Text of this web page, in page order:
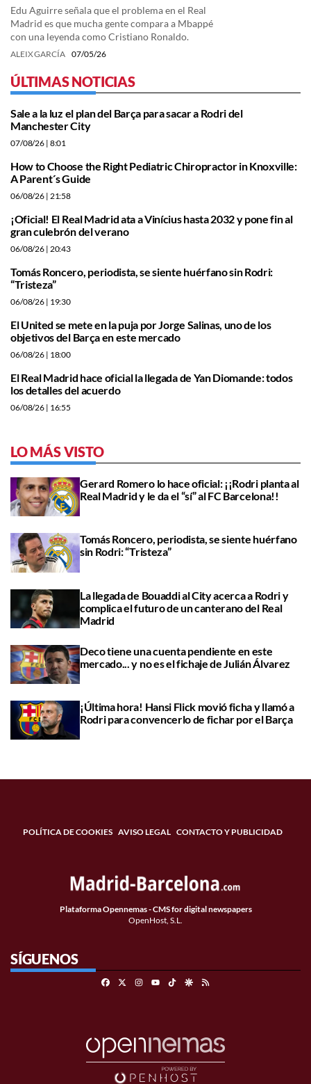
Edu Aguirre señala que el problema en el Real
Madrid es que mucha gente compara a Mbappé
con una leyenda como Cristiano Ronaldo.
ALEIX GARCÍA 07/05/26
ÚLTIMAS NOTICIAS
Sale a la luz el plan del Barça para sacar a Rodri del
Manchester City
07/08/26 | 8:01
How to Choose the Right Pediatric Chiropractor in Knoxville:
A Parent´s Guide
06/08/26 | 21:58
¡Oficial! El Real Madrid ata a Vinícius hasta 2032 y pone fin al
gran culebrón del verano
06/08/26 | 20:43
Tomás Roncero, periodista, se siente huérfano sin Rodri:
“Tristeza”
06/08/26 | 19:30
El United se mete en la puja por Jorge Salinas, uno de los
objetivos del Barça en este mercado
06/08/26 | 18:00
El Real Madrid hace oficial la llegada de Yan Diomande: todos
los detalles del acuerdo
06/08/26 | 16:55
LO MÁS VISTO
Gerard Romero lo hace oficial: ¡¡Rodri planta al
Real Madrid y le da el “sí” al FC Barcelona!!
Tomás Roncero, periodista, se siente huérfano
sin Rodri: “Tristeza”
La llegada de Bouaddi al City acerca a Rodri y
complica el futuro de un canterano del Real
Madrid
Deco tiene una cuenta pendiente en este
mercado... y no es el fichaje de Julián Álvarez
¡Última hora! Hansi Flick movió ficha y llamó a
Rodri para convencerlo de fichar por el Barça
POLÍTICA DE COOKIES AVISO LEGAL CONTACTO Y PUBLICIDAD
Plataforma Opennemas - CMS for digital newspapers
OpenHost, S.L.
SÍGUENOS
FacebookInstagramTikTokGoogle Discover